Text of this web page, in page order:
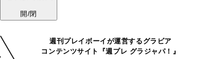
開/閉
週刊プレイボーイが運営するグラビア
コンテンツサイト『週プレ グラジャパ！』